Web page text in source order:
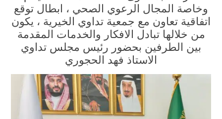
وخاصة المجال الرعوي الصحي ، ابطال توقع
اتفاقية تعاون مع جمعية تداوي الخيرية ، يكون
من خلالها تبادل الافكار والخدمات المقدمة
بين الطرفين بحضور رئيس مجلس تداوي
الاستاذ فهد الحجوري